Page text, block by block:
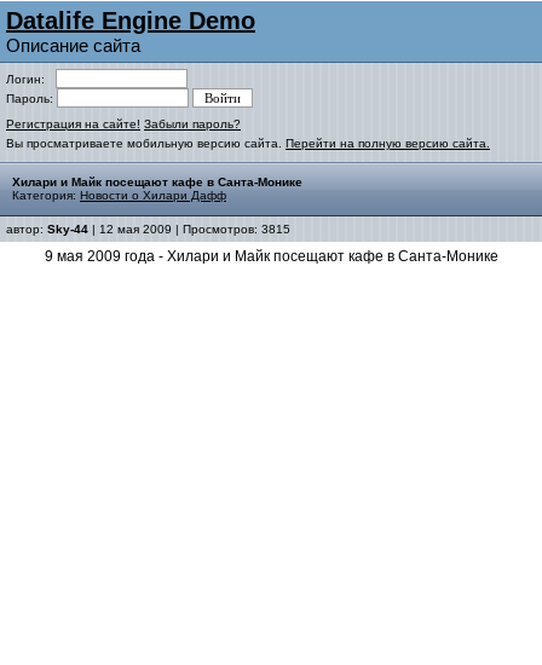
Datalife Engine Demo
Описание сайта
Логин:
Пароль:
Регистрация на сайте! Забыли пароль?
Вы просматриваете мобильную версию сайта. Перейти на полную версию сайта.
Хилари и Майк посещают кафе в Санта-Монике
Категория: Новости о Хилари Дафф
автор: Sky-44 | 12 мая 2009 | Просмотров: 3815
9 мая 2009 года - Хилари и Майк посещают кафе в Санта-Монике